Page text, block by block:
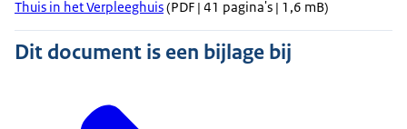
Thuis in het Verpleeghuis(PDF | 41 pagina's | 1,6 mB)
Dit document is een bijlage bij